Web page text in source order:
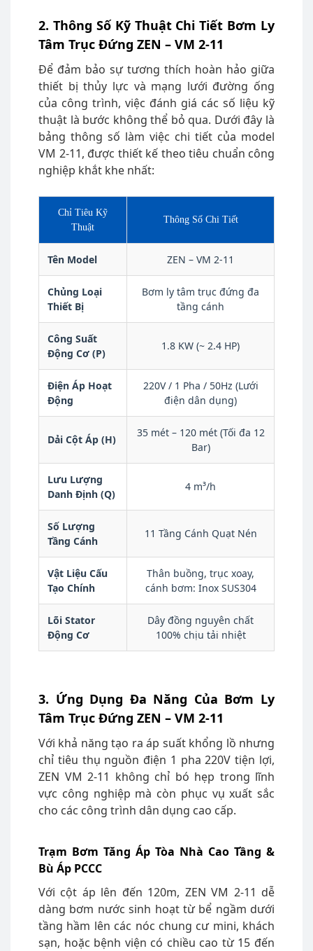
2. Thông Số Kỹ Thuật Chi Tiết Bơm Ly
Tâm Trục Đứng ZEN – VM 2-11
Để đảm bảo sự tương thích hoàn hảo giữa
thiết bị thủy lực và mạng lưới đường ống
của công trình, việc đánh giá các số liệu kỹ
thuật là bước không thể bỏ qua. Dưới đây là
bảng thông số làm việc chi tiết của model
VM 2-11, được thiết kế theo tiêu chuẩn công
nghiệp khắt khe nhất:
Chỉ Tiêu Kỹ
Thuật
Thông Số Chi Tiết
Tên Model ZEN – VM 2-11
Chủng Loại
Thiết Bị
Bơm ly tâm trục đứng đa
tầng cánh
Công Suất
Động Cơ (P)
1.8 KW (~ 2.4 HP)
Điện Áp Hoạt
Động
220V / 1 Pha / 50Hz (Lưới
điện dân dụng)
Dải Cột Áp (H)
35 mét – 120 mét (Tối đa 12
Bar)
Lưu Lượng
Danh Định (Q)
4 m³/h
Số Lượng
Tầng Cánh
11 Tầng Cánh Quạt Nén
Vật Liệu Cấu
Tạo Chính
Thân buồng, trục xoay,
cánh bơm: Inox SUS304
Lõi Stator
Động Cơ
Dây đồng nguyên chất
100% chịu tải nhiệt
3. Ứng Dụng Đa Năng Của Bơm Ly
Tâm Trục Đứng ZEN – VM 2-11
Với khả năng tạo ra áp suất khổng lồ nhưng
chỉ tiêu thụ nguồn điện 1 pha 220V tiện lợi,
ZEN VM 2-11 không chỉ bó hẹp trong lĩnh
vực công nghiệp mà còn phục vụ xuất sắc
cho các công trình dân dụng cao cấp.
Trạm Bơm Tăng Áp Tòa Nhà Cao Tầng &
Bù Áp PCCC
Với cột áp lên đến 120m, ZEN VM 2-11 dễ
dàng bơm nước sinh hoạt từ bể ngầm dưới
tầng hầm lên các nóc chung cư mini, khách
sạn, hoặc bệnh viện có chiều cao từ 15 đến